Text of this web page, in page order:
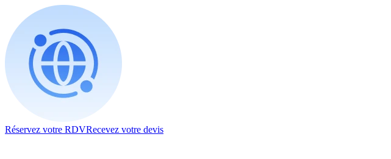
Réservez votre RDVRecevez votre devis